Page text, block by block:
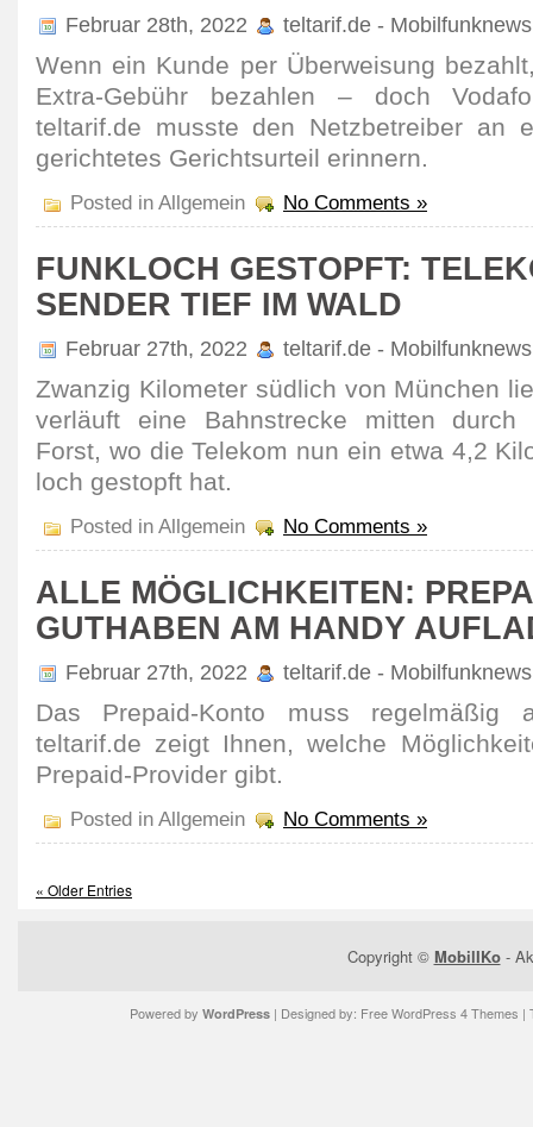
Februar 28th, 2022 teltarif.de - Mobilfunknews
Wenn ein Kunde per Über­wei­sung
Extra-Gebühr bezahlen – doch
teltarif.de musste den Netz­betreiber an
gerich­tetes Gerichts­urteil erin­nern.
Posted in Allgemein No Comments »
FUNKLOCH GESTOPFT:
SENDER TIEF IM WALD
Februar 27th, 2022 teltarif.de - Mobilfunknews
Zwanzig Kilo­meter südlich von München
verläuft eine Bahn­strecke mitten durch
Forst, wo die Telekom nun ein etwa 4,2
loch gestopft hat.
Posted in Allgemein No Comments »
ALLE MÖGLICHKEITEN:
GUTHABEN AM HANDY
Februar 27th, 2022 teltarif.de - Mobilfunknews
Das Prepaid-Konto muss regel­mäßig
teltarif.de zeigt Ihnen, welche
Prepaid-Provider gibt.
Posted in Allgemein No Comments »
« Older Entries
Copyright © MobilIKo-
Powered by WordPress| Designed by: Free WordPress 4 Themes |